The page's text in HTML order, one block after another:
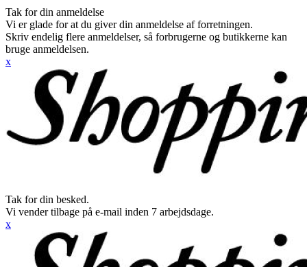
Tak for din anmeldelse
Vi er glade for at du giver din anmeldelse af forretningen.
Skriv endelig flere anmeldelser, så forbrugerne og butikkerne kan
bruge anmeldelsen.
x
Tak for din besked.
Vi vender tilbage på e-mail inden 7 arbejdsdage.
x